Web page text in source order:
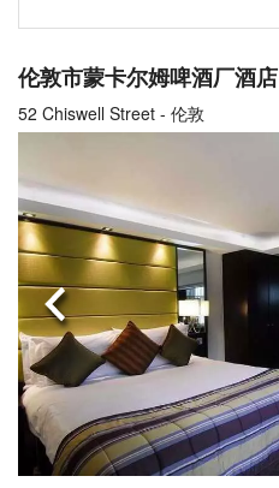
伦敦市蒙卡尔姆啤酒厂酒店
52 Chiswell Street - 伦敦
上一页